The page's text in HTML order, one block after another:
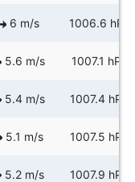
6 m/s 1006.6 hPa
5.6 m/s 1007.1 hPa
5.4 m/s 1007.4 hPa
5.1 m/s 1007.5 hPa
5.2 m/s 1007.9 hPa